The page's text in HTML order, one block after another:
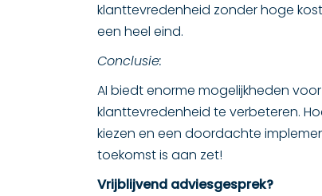
klanttevredenheid zonder hoge
een heel eind.
Conclusie:
AI biedt enorme mogelijkheden
klanttevredenheid te verbeteren.
kiezen en een doordachte
toekomst is aan zet!
Vrijblijvend adviesgesprek?